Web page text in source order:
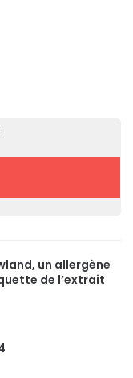
un allergène
de l’extrait